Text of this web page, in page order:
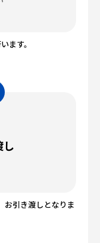
ます。
し
お引き渡しとなりま